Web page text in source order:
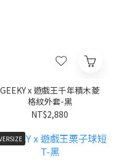
GEEKY x 遊戲王千年積木菱
格紋外套-黑
NT$2,880